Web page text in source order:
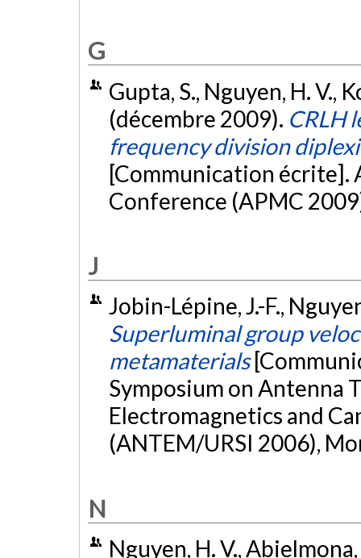
G
Gupta, S., Nguyen, H. V.,
(décembre 2009). CRLH
frequency division
[Communication écrite].
Conference (APMC
J
Jobin-Lépine, J.-F.,
Superluminal group
metamaterials
Symposium on Antenna
Electromagnetics and
(ANTEM/URSI 2006),
N
Nguyen, H. V.,